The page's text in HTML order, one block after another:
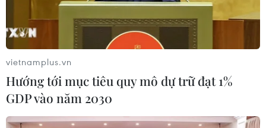
vietnamplus.vn
Hướng tới mục tiêu quy mô dự trữ đạt 1%
GDP vào năm 2030